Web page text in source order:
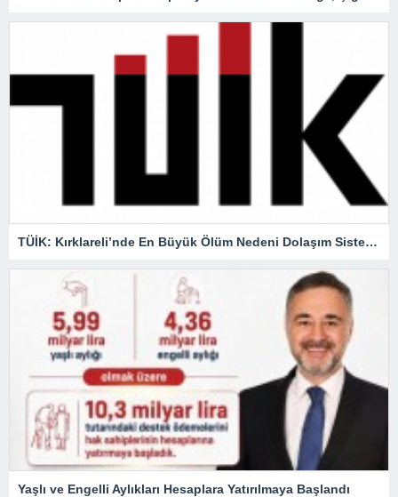
TÜİK: Kırklareli’nde En Büyük Ölüm Nedeni Dolaşım Sistemi Hastalıkları
Yaşlı ve Engelli Aylıkları Hesaplara Yatırılmaya Başlandı